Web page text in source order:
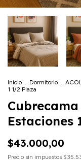
Inicio . Dormitorio .
1 1/2 Plaza
Estaciones
$43.000,00
Precio sin impuestos